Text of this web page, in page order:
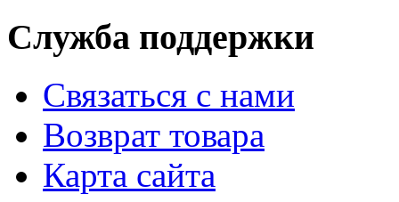
Служба поддержки
Связаться с нами
Возврат товара
Карта сайта